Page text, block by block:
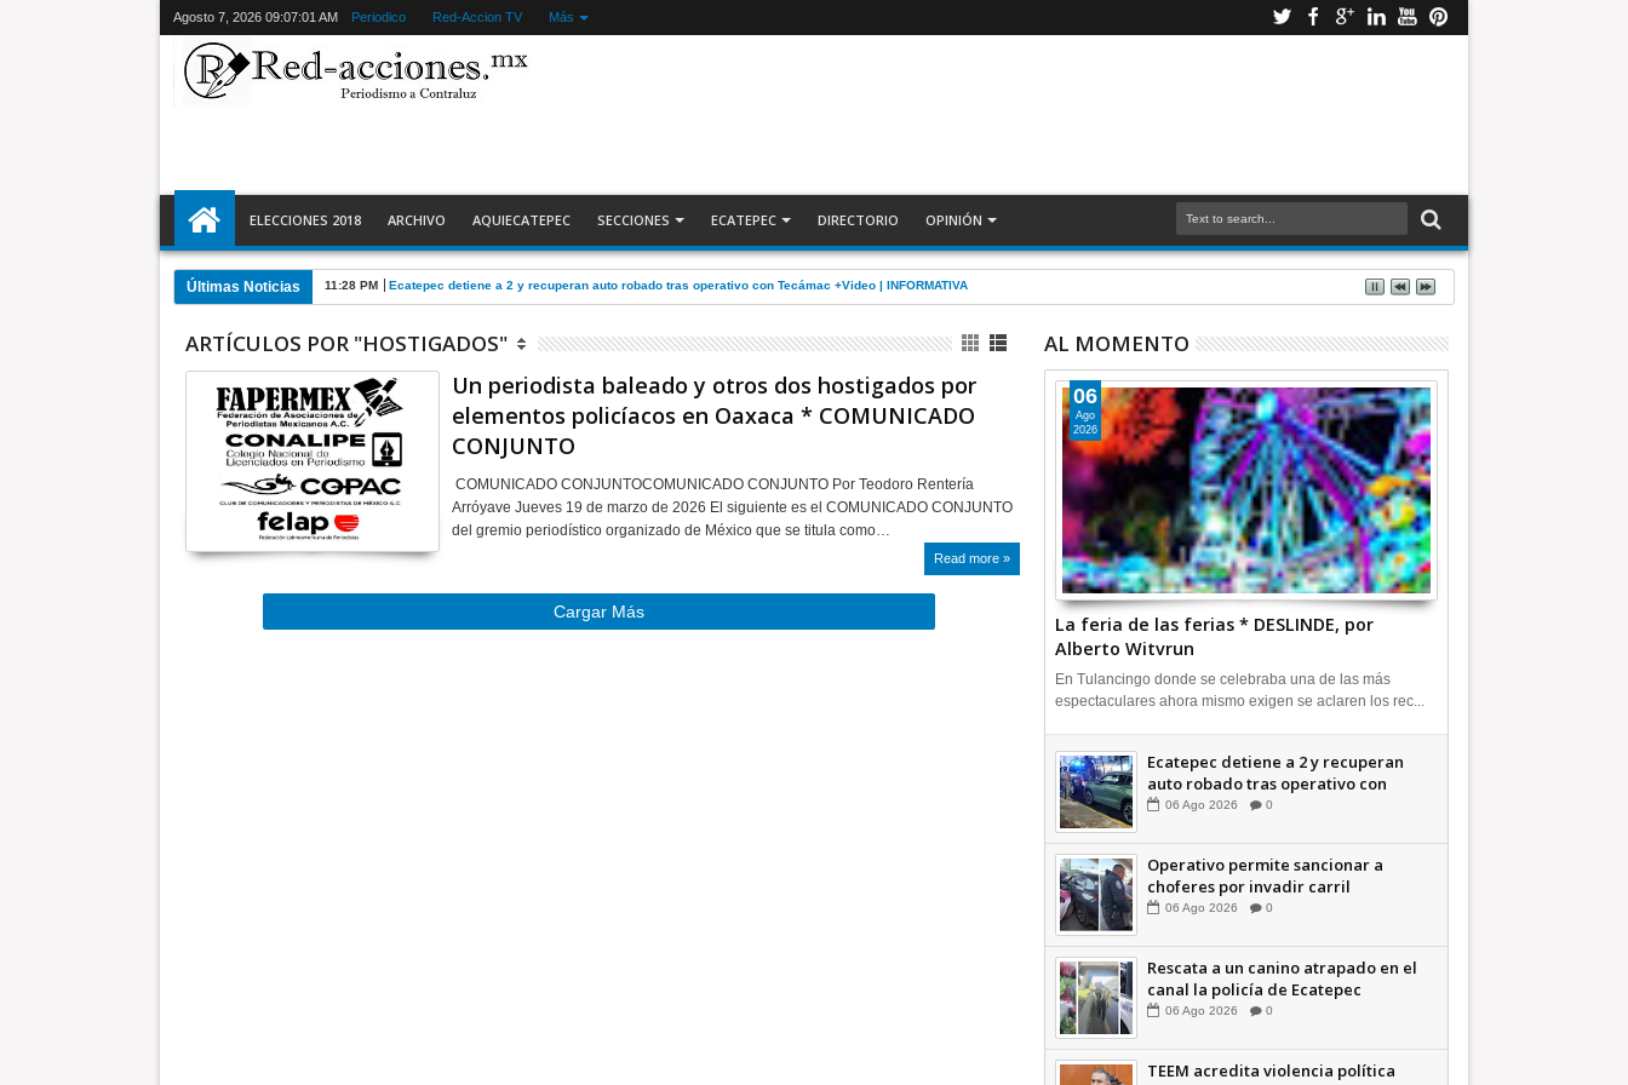
Agosto 7, 2026 09:07:02 AM Periodico Red-Accion TV Más
ELECCIONES 2018 ARCHIVO AQUIECATEPEC SECCIONES ECATEPEC DIRECTORIO OPINIÓN
Últimas Noticias 11:28 PM Ecatepec detiene a 2 y recuperan auto robado tras operativo con Tecámac +Video | INFORMATIVA
ARTÍCULOS POR "HOSTIGADOS"
Un periodista baleado y otros dos hostigados por
elementos policíacos en Oaxaca * COMUNICADO
CONJUNTO
COMUNICADO CONJUNTOCOMUNICADO CONJUNTO Por Teodoro Rentería
Arróyave Jueves 19 de marzo de 2026 El siguiente es el COMUNICADO CONJUNTO
del gremio periodístico organizado de México que se titula como…
Read more »
Cargar Más
AL MOMENTO
La feria de las ferias * DESLINDE, por
Alberto Witvrun
06
Ago
2026
En Tulancingo donde se celebraba una de las más
espectaculares ahora mismo exigen se aclaren los rec...
Ecatepec detiene a 2 y recuperan
auto robado tras operativo con
Tecámac +Video | INFORMATIVA
06 Ago 2026 0
Operativo permite sancionar a
choferes por invadir carril
confinado: Ecatepec +Video |
06 Ago 2026 0
Rescata a un canino atrapado en el
canal la policía de Ecatepec
INFORMATIVA
06 Ago 2026 0
TEEM acredita violencia política